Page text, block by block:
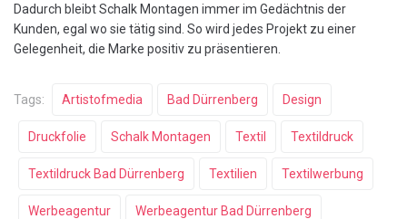
Dadurch bleibt Schalk Montagen immer im Gedächtnis der
Kunden, egal wo sie tätig sind. So wird jedes Projekt zu einer
Gelegenheit, die Marke positiv zu präsentieren.
Tags: Artistofmedia Bad Dürrenberg Design
Druckfolie Schalk Montagen Textil Textildruck
Textildruck Bad Dürrenberg Textilien Textilwerbung
Werbeagentur Werbeagentur Bad Dürrenberg